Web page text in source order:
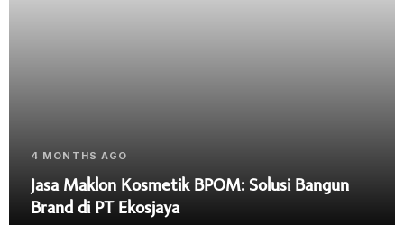
4 MONTHS AGO
Jasa Maklon Kosmetik BPOM: Solusi Bangun
Brand di PT Ekosjaya